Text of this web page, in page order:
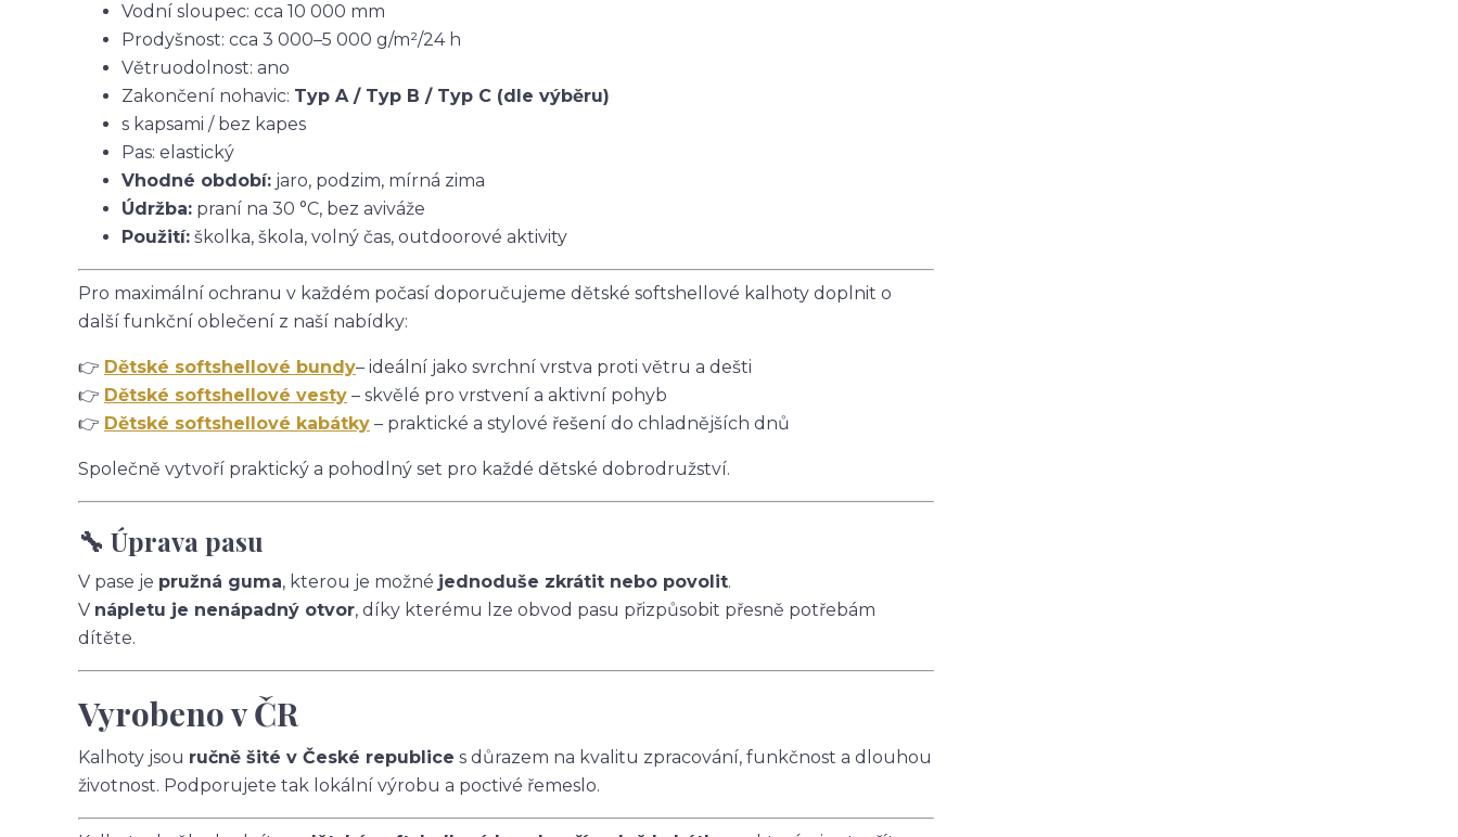
Vodní sloupec: cca 10 000 mm
Prodyšnost: cca 3 000–5 000 g/m²/24 h
Větruodolnost: ano
Zakončení nohavic: Typ A / Typ B / Typ C (dle výběru)
s kapsami / bez kapes
Pas: elastický
Vhodné období: jaro, podzim, mírná zima
Údržba: praní na 30 °C, bez aviváže
Použití: školka, škola, volný čas, outdoorové aktivity
Pro maximální ochranu v každém počasí doporučujeme dětské softshellové kalhoty doplnit o
další funkční oblečení z naší nabídky:
👉 Dětské softshellové bundy– ideální jako svrchní vrstva proti větru a dešti
👉 Dětské softshellové vesty – skvělé pro vrstvení a aktivní pohyb
👉 Dětské softshellové kabátky – praktické a stylové řešení do chladnějších dnů
Společně vytvoří praktický a pohodlný set pro každé dětské dobrodružství.
🔧 Úprava pasu
V pase je pružná guma, kterou je možné jednoduše zkrátit nebo povolit.
V nápletu je nenápadný otvor, díky kterému lze obvod pasu přizpůsobit přesně potřebám
dítěte.
Vyrobeno v ČR
Kalhoty jsou ručně šité v České republice s důrazem na kvalitu zpracování, funkčnost a dlouhou
životnost. Podporujete tak lokální výrobu a poctivé řemeslo.